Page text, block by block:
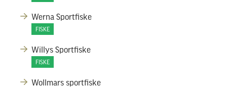
Werna Sportfiske
FISKE
Willys Sportfiske
FISKE
Wollmars sportfiske